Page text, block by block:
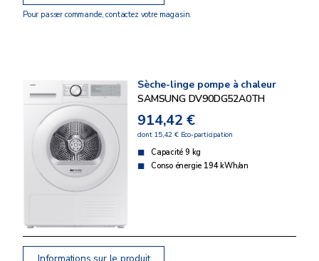
Pour passer commande, contactez votre magasin.
Sèche-linge pompe à chaleur
SAMSUNG DV90DG52A0TH
914,42 €
dont 15,42 € Eco-participation
Capacité 9 kg
Conso énergie 194 kWh/an
Informations sur le produit